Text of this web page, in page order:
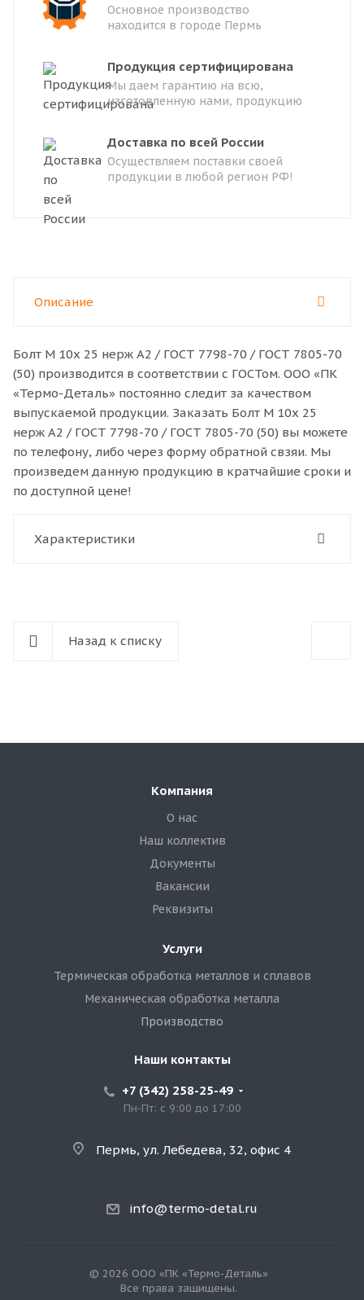
Основное производство
находится в городе Пермь
Продукция сертифицирована
Мы даем гарантию на всю,
изготовленную нами, продукцию
Доставка по всей России
Осуществляем поставки своей
продукции в любой регион РФ!
Описание
Болт M 10x 25 нерж A2 / ГОСТ 7798-70 / ГОСТ 7805-70
(50) производится в соответствии с ГОСТом. ООО «ПК
«Термо-Деталь» постоянно следит за качеством
выпускаемой продукции. Заказать Болт M 10x 25
нерж A2 / ГОСТ 7798-70 / ГОСТ 7805-70 (50) вы можете
по телефону, либо через форму обратной свзяи. Мы
произведем данную продукцию в кратчайшие сроки и
по доступной цене!
Характеристики
Назад к списку
Компания
О нас
Наш коллектив
Документы
Вакансии
Реквизиты
Услуги
Термическая обработка металлов и сплавов
Механическая обработка металла
Производство
Наши контакты
+7 (342) 258-25-49
Пн-Пт: с 9:00 до 17:00
Пермь, ул. Лебедева, 32, офис 4
info@termo-detal.ru
© 2026 ООО «ПК «Термо-Деталь»
Все права защищены.